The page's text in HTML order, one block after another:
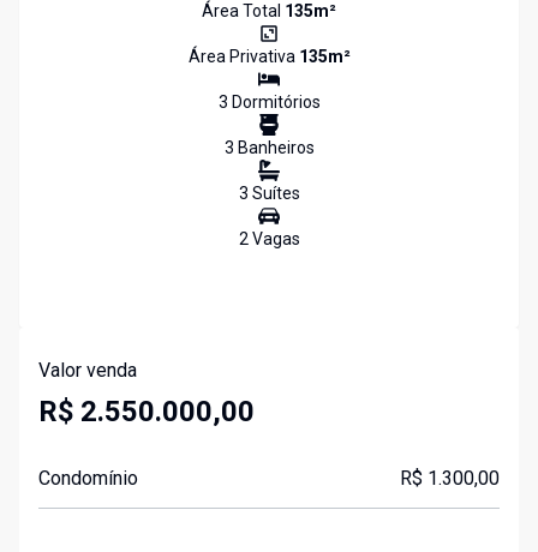
Área Total 135m²
Área Privativa 135m²
3 Dormitórios
3 Banheiros
3 Suítes
2Vagas
Valor venda
R$ 2.550.000,00
Condomínio R$ 1.300,00